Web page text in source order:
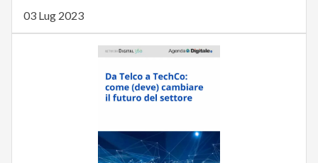
03 Lug 2023